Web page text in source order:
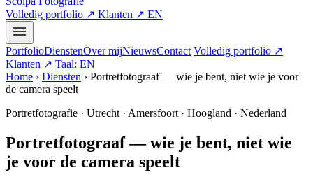
Volledig portfolio ↗ Klanten ↗ EN
PortfolioDienstenOver mijNieuwsContact Volledig portfolio ↗
Klanten ↗ Taal: EN
Home › Diensten › Portretfotograaf — wie je bent, niet wie je voor
de camera speelt
Portretfotografie · Utrecht · Amersfoort · Hoogland · Nederland
Portretfotograaf — wie je bent, niet wie
je voor de camera speelt